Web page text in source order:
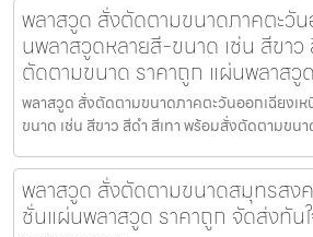
พลาสวูด สั่งตัดตามขนาดภาคตะวัน
นพลาสวูดหลายสี-ขนาด เช่น สีขาว
ตัดตามขนาด ราคาถูก แผ่นพลาสวู
พลาสวูด สั่งตัดตามขนาดภาคตะวันออกเฉียงเ
ขนาด เช่น สีขาว สีดำ สีเทา พร้อมสั่งตัดตามขน
พลาสวูด สั่งตัดตามขนาดสมุทรสง
ชั่นแผ่นพลาสวูด ราคาถูก จัดส่งทัน